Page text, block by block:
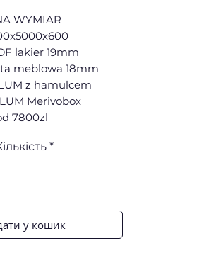
WYMIAR
lakier 19mm
meblowa 18mm
z hamulcem
Merivobox
7800zl
*
у кошик